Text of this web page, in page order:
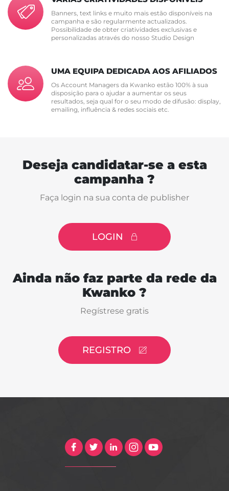
Banners, text links e muito mais estão disponíveis na
campanha e são regularmente actualizados.
Possibilidade de obter criatividades exclusivas e
personalizadas através do nosso Studio Design
UMA EQUIPA DEDICADA AOS AFILIADOS
Os Account Managers da Kwanko estão 100% à sua
disposição para o ajudar a aumentar os seus
resultados, seja qual for o seu modo de difusão: display,
emailing, influência & redes sociais etc.
Deseja candidatar-se a esta
campanha ?
Faça login na sua conta de publisher
LOGIN
Ainda não faz parte da rede da
Kwanko ?
Regístrese gratis
REGISTRO